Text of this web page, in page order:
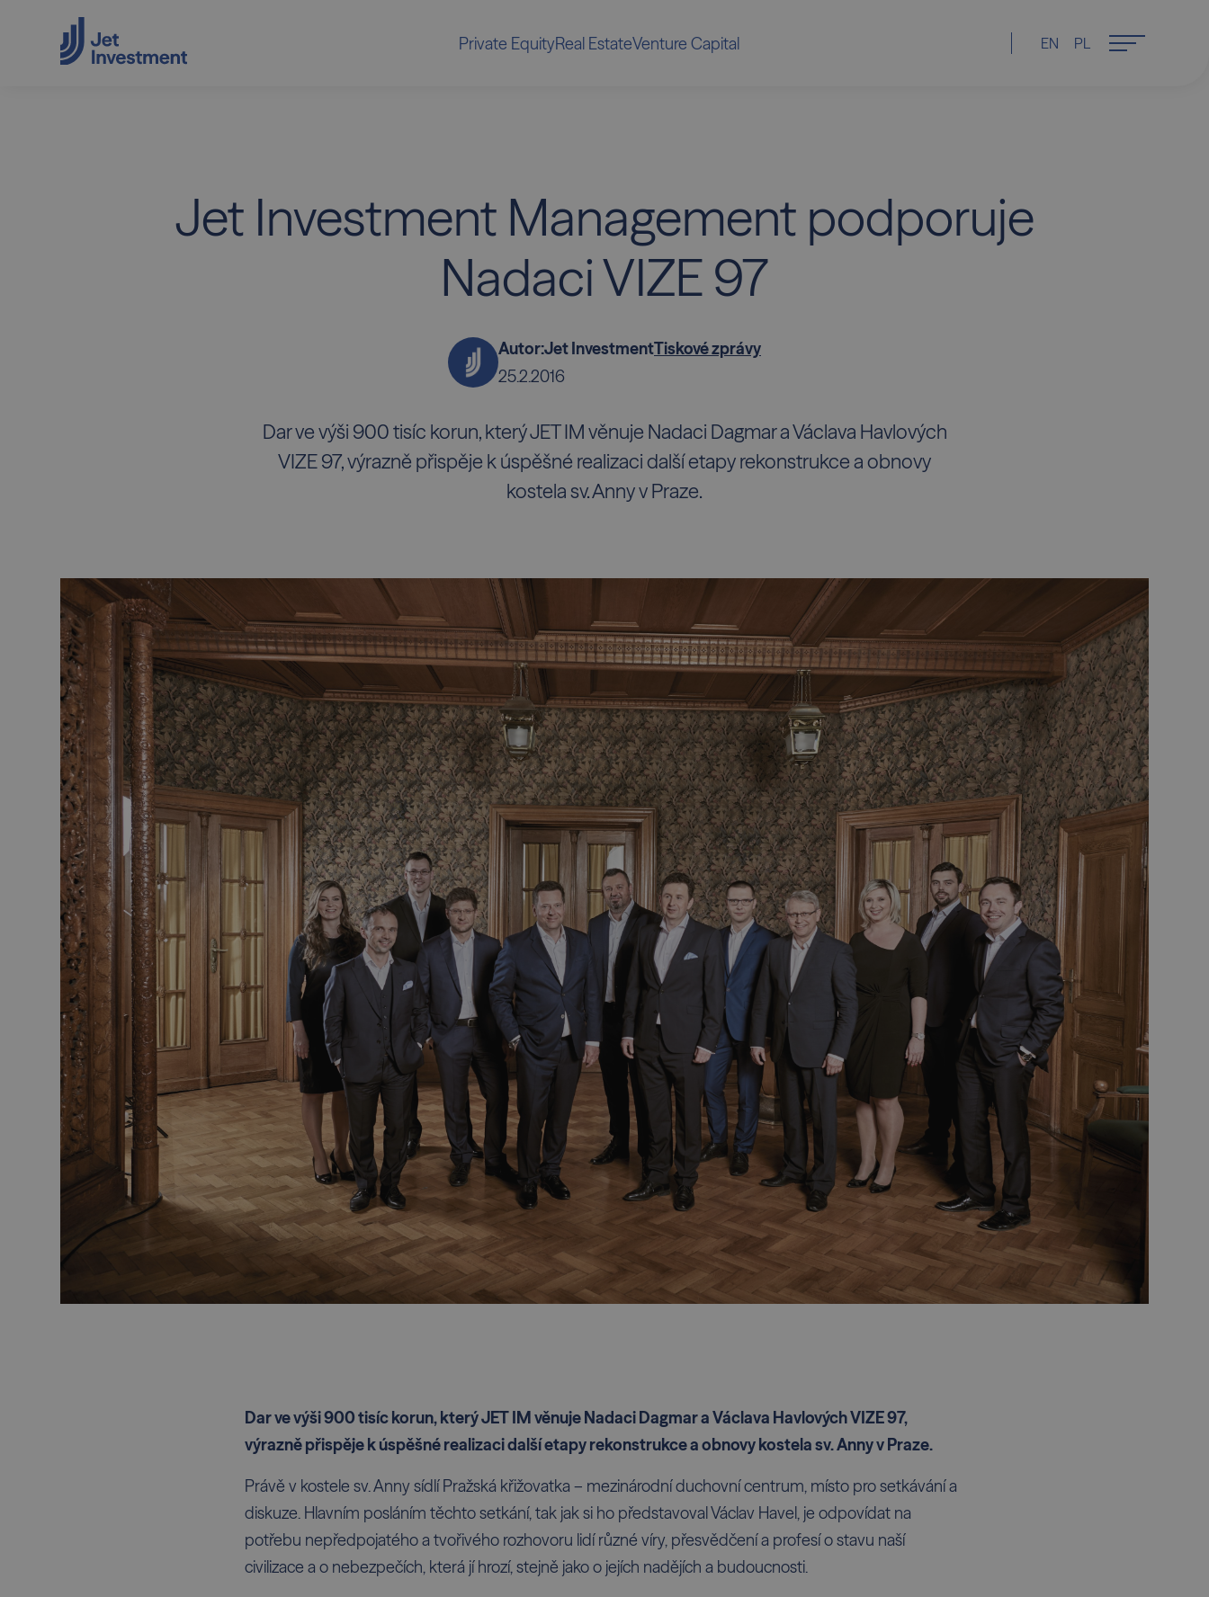
Private EquityReal EstateVenture Capital EN PL
Jet Investment Management podporuje
Nadaci VIZE 97
Autor:Jet Investment
25.2.2016
Tiskové zprávy
Dar ve výši 900 tisíc korun, který JET IM věnuje Nadaci Dagmar a Václava Havlových
VIZE 97, výrazně přispěje k úspěšné realizaci další etapy rekonstrukce a obnovy
kostela sv. Anny v Praze.
Dar ve výši 900 tisíc korun, který JET IM věnuje Nadaci Dagmar a Václava Havlových VIZE 97,
výrazně přispěje k úspěšné realizaci další etapy rekonstrukce a obnovy kostela sv. Anny v Praze.
Právě v kostele sv. Anny sídlí Pražská křižovatka – mezinárodní duchovní centrum, místo pro setkávání a
diskuze. Hlavním posláním těchto setkání, tak jak si ho představoval Václav Havel, je odpovídat na
potřebu nepředpojatého a tvořivého rozhovoru lidí různé víry, přesvědčení a profesí o stavu naší
civilizace a o nebezpečích, která jí hrozí, stejně jako o jejích nadějích a budoucnosti.